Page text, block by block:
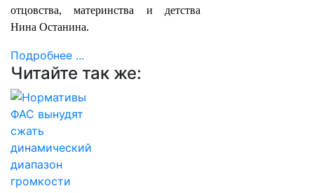
отцовства, материнства и детства
Нина Останина.
Подробнее ...
Читайте так же: